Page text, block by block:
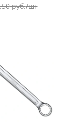
руб./шт